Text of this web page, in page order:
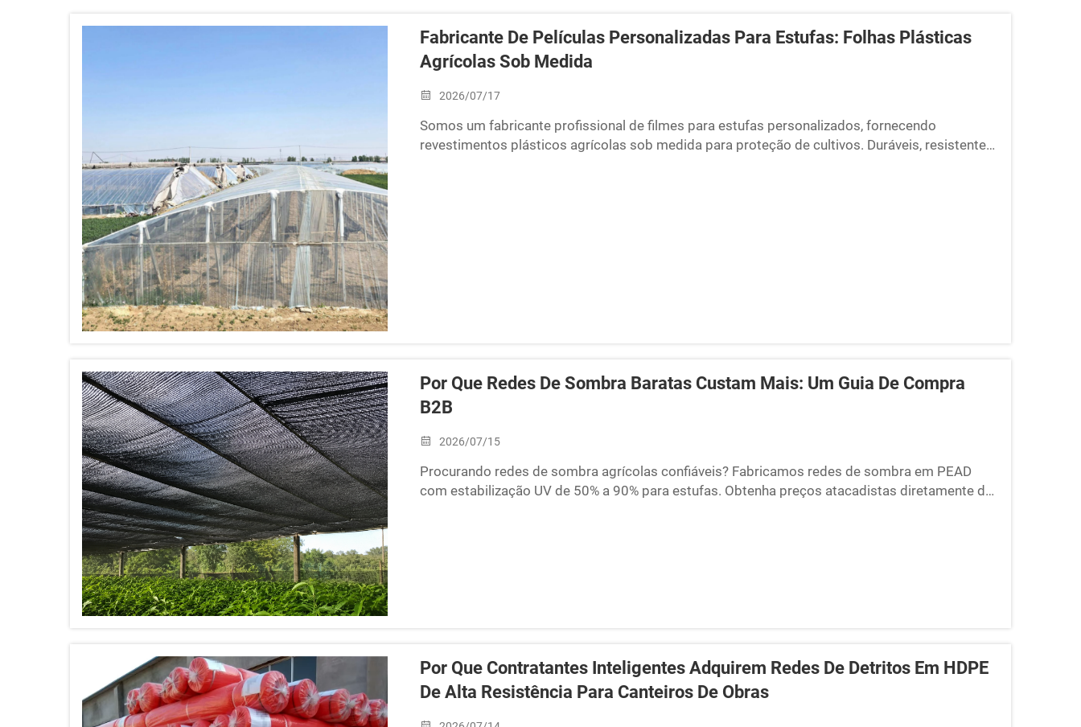
Fabricante De Películas Personalizadas Para Estufas: Folhas Plásticas
Agrícolas Sob Medida
2026/07/17
Somos um fabricante profissional de filmes para estufas personalizados, fornecendo
revestimentos plásticos agrícolas sob medida para proteção de cultivos. Duráveis, resistentes
Por Que Redes De Sombra Baratas Custam Mais: Um Guia De Compra
B2B
2026/07/15
Procurando redes de sombra agrícolas confiáveis? Fabricamos redes de sombra em PEAD
com estabilização UV de 50% a 90% para estufas. Obtenha preços atacadistas diretamente da
Por Que Contratantes Inteligentes Adquirem Redes De Detritos Em HDPE
De Alta Resistência Para Canteiros De Obras